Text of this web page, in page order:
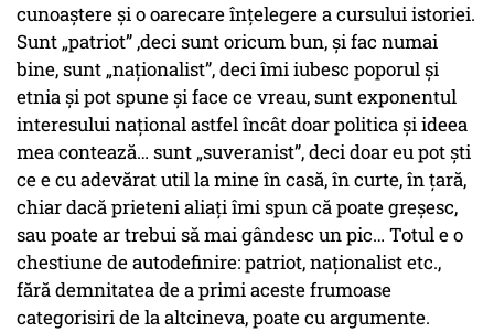
cunoaștere și o oarecare înțelegere a cursului istoriei.
Sunt „patriot” ,deci sunt oricum bun, și fac numai
bine, sunt „naționalist”, deci îmi iubesc poporul și
etnia și pot spune și face ce vreau, sunt exponentul
interesului național astfel încât doar politica și ideea
mea contează… sunt „suveranist”, deci doar eu pot ști
ce e cu adevărat util la mine în casă, în curte, în țară,
chiar dacă prieteni aliați îmi spun că poate greșesc,
sau poate ar trebui să mai gândesc un pic… Totul e o
chestiune de autodefinire: patriot, naționalist etc.,
fără demnitatea de a primi aceste frumoase
categorisiri de la altcineva, poate cu argumente.